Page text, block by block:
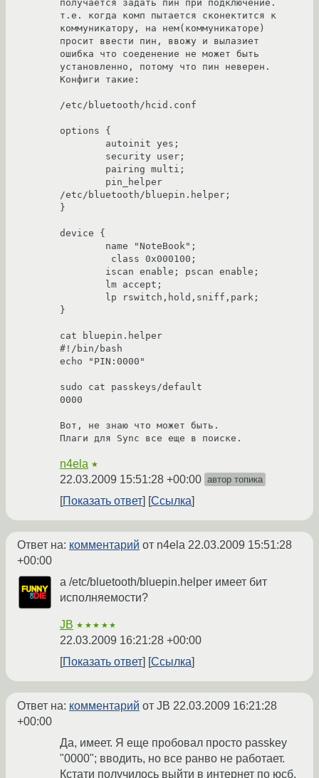
получается задать пин при подключение.
т.е. когда комп пытается сконектится к
коммуникатору, на нем(коммуникаторе)
просит ввести пин, ввожу и вылазиет
ошибка что соеденение не может быть
установленно, потому что пин неверен.
Конфиги такие:
/etc/bluetooth/hcid.conf
options {
/etc/bluetooth/bluepin.helper;
}
device {
}
cat bluepin.helper
#!/bin/bash
echo "PIN:0000"
sudo cat passkeys/default
0000
Вот, не знаю что может быть.
n4ela ★
22.03.2009 15:51:28 +00:00 автор топика
Показать ответ Ссылка
Ответ на: комментарий от n4ela 22.03.2009 15:51:28
+00:00
а /etc/bluetooth/bluepin.helper имеет бит
исполняемости?
JB ★★★★★
22.03.2009 16:21:28 +00:00
Показать ответ
Ссылка
Ответ на: комментарий от JB 22.03.2009 16:21:28
+00:00
Да, имеет. Я еще пробовал просто passkey
"0000"; вводить, но все ранво не работает.
Кстати получилось выйти в интернет по юсб,